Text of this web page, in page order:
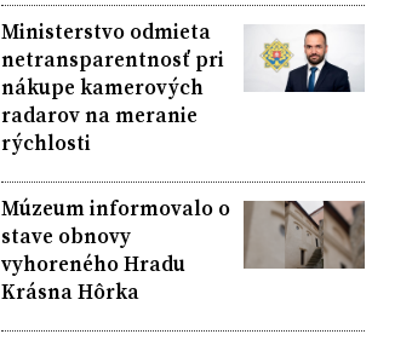
Ministerstvo odmieta
netransparentnosť pri
nákupe kamerových
radarov na meranie
rýchlosti
Múzeum informovalo o
stave obnovy
vyhoreného Hradu
Krásna Hôrka